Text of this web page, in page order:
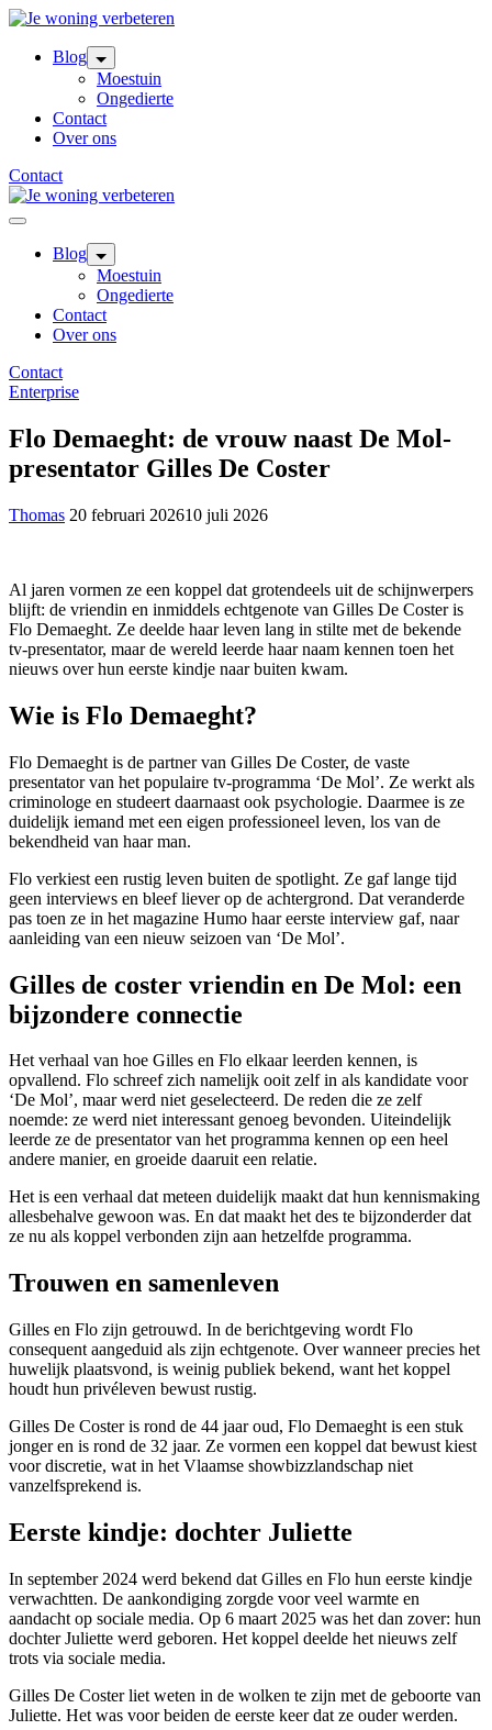
Skip
contentBlog
Moestuin
Ongedierte
Contact
Over ons
Contact
Blog
Moestuin
Ongedierte
Contact
Over ons
Contact
Enterprise
Flo Demaeght: de vrouw naast De Mol-
presentator Gilles De Coster
Thomas 20 februari 202610 juli 2026
Al jaren vormen ze een koppel dat grotendeels uit de schijnwerpers
blijft: de vriendin en inmiddels echtgenote van Gilles De Coster is
Flo Demaeght. Ze deelde haar leven lang in stilte met de bekende
tv-presentator, maar de wereld leerde haar naam kennen toen het
nieuws over hun eerste kindje naar buiten kwam.
Wie is Flo Demaeght?
Flo Demaeght is de partner van Gilles De Coster, de vaste
presentator van het populaire tv-programma ‘De Mol’. Ze werkt als
criminologe en studeert daarnaast ook psychologie. Daarmee is ze
duidelijk iemand met een eigen professioneel leven, los van de
bekendheid van haar man.
Flo verkiest een rustig leven buiten de spotlight. Ze gaf lange tijd
geen interviews en bleef liever op de achtergrond. Dat veranderde
pas toen ze in het magazine Humo haar eerste interview gaf, naar
aanleiding van een nieuw seizoen van ‘De Mol’.
Gilles de coster vriendin en De Mol: een
bijzondere connectie
Het verhaal van hoe Gilles en Flo elkaar leerden kennen, is
opvallend. Flo schreef zich namelijk ooit zelf in als kandidate voor
‘De Mol’, maar werd niet geselecteerd. De reden die ze zelf
noemde: ze werd niet interessant genoeg bevonden. Uiteindelijk
leerde ze de presentator van het programma kennen op een heel
andere manier, en groeide daaruit een relatie.
Het is een verhaal dat meteen duidelijk maakt dat hun kennismaking
allesbehalve gewoon was. En dat maakt het des te bijzonderder dat
ze nu als koppel verbonden zijn aan hetzelfde programma.
Trouwen en samenleven
Gilles en Flo zijn getrouwd. In de berichtgeving wordt Flo
consequent aangeduid als zijn echtgenote. Over wanneer precies het
huwelijk plaatsvond, is weinig publiek bekend, want het koppel
houdt hun privéleven bewust rustig.
Gilles De Coster is rond de 44 jaar oud, Flo Demaeght is een stuk
jonger en is rond de 32 jaar. Ze vormen een koppel dat bewust kiest
voor discretie, wat in het Vlaamse showbizzlandschap niet
vanzelfsprekend is.
Eerste kindje: dochter Juliette
In september 2024 werd bekend dat Gilles en Flo hun eerste kindje
verwachtten. De aankondiging zorgde voor veel warmte en
aandacht op sociale media. Op 6 maart 2025 was het dan zover: hun
dochter Juliette werd geboren. Het koppel deelde het nieuws zelf
trots via sociale media.
Gilles De Coster liet weten in de wolken te zijn met de geboorte van
Juliette. Het was voor beiden de eerste keer dat ze ouder werden.